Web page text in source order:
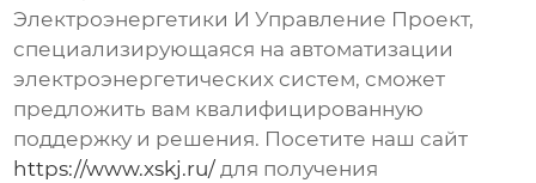
Электроэнергетики И Управление Проект,
специализирующаяся на автоматизации
электроэнергетических систем, сможет
предложить вам квалифицированную
поддержку и решения. Посетите наш сайт
https://www.xskj.ru/ для получения